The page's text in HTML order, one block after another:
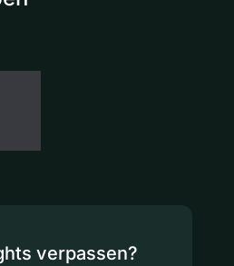
verpassen?